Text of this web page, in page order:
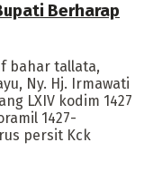
Berharap
bahar tallata,
Ny. Hj. Irmawati
LXIV kodim 1427
1427-
persit Kck